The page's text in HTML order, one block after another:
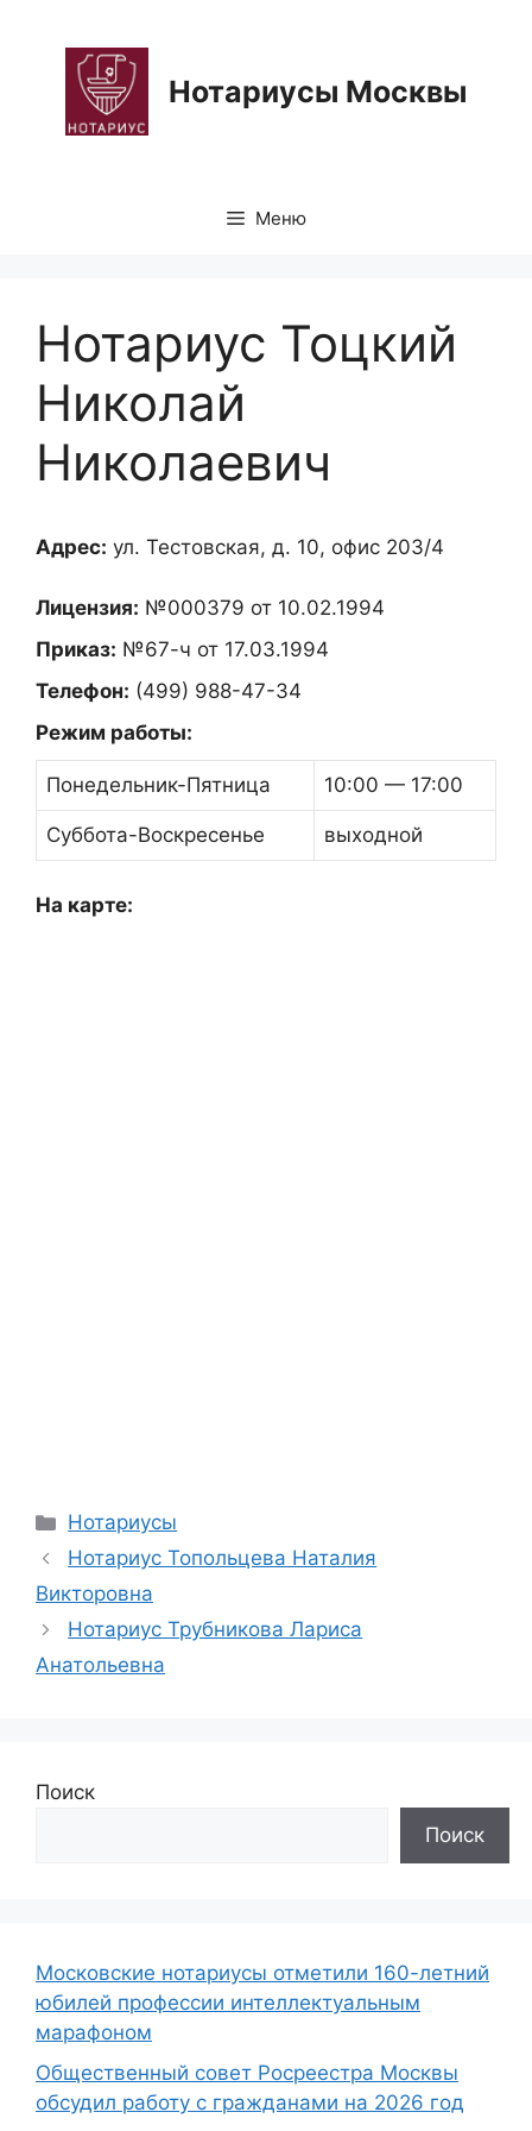
содержимому
Нотариусы Москвы
Меню
Нотариус Тоцкий
Николай
Николаевич
Адрес: ул. Тестовская, д. 10, офис 203/4
Лицензия: №000379 от 10.02.1994
Приказ: №67-ч от 17.03.1994
Телефон: (499) 988-47-34
Режим работы:
Понедельник-Пятница 10:00 — 17:00
Суббота-Воскресенье выходной
На карте:
Рубрики
Нотариусы
Нотариус Топольцева Наталия
Викторовна
Нотариус Трубникова Лариса
Анатольевна
Поиск
Поиск
Московские нотариусы отметили 160-летний
юбилей профессии интеллектуальным
марафоном
Общественный совет Росреестра Москвы
обсудил работу с гражданами на 2026 год